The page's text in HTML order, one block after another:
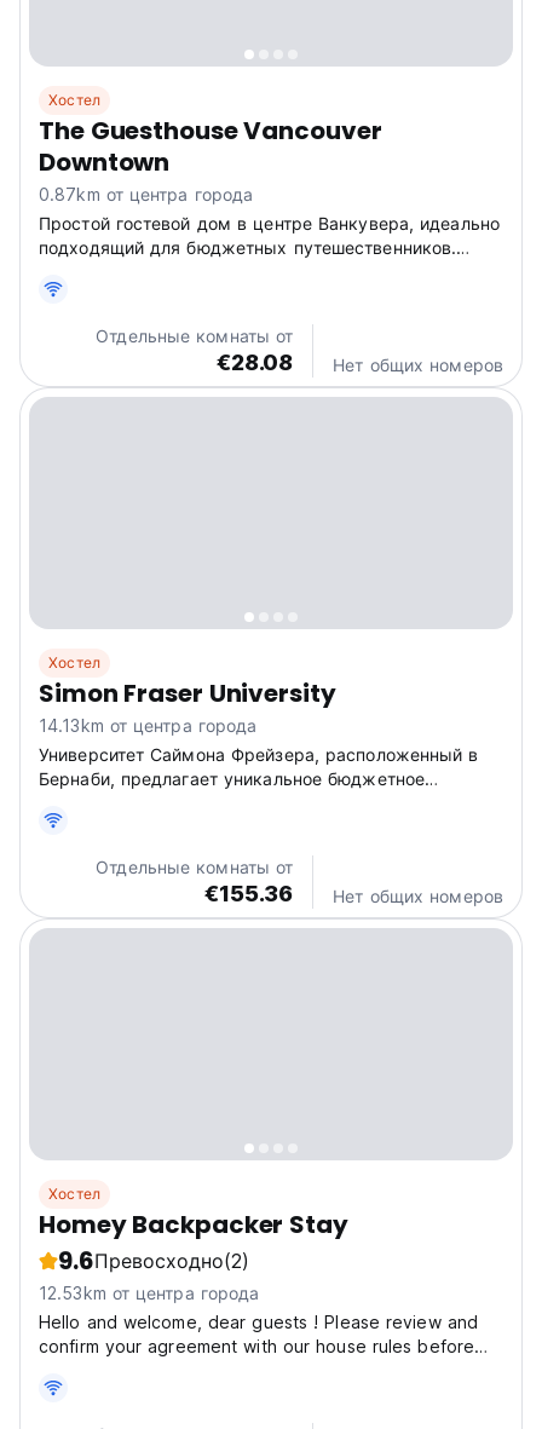
Хостел
The Guesthouse Vancouver
Downtown
0.87km от центра города
Простой гостевой дом в центре Ванкувера, идеально
подходящий для бюджетных путешественников.
животными, и общая мини-кухня делают его
идеальным для самостоятельных путешествий.
(Auto-translated from original language)
Отдельные комнаты от
€28.08 Нет общих номеров
Хостел
Simon Fraser University
14.13km от центра города
Университет Саймона Фрейзера, расположенный в
Бернаби, предлагает уникальное бюджетное
хостелу для изучения природы и академической
жизни Канады. (Auto-translated from original
language)Отдельные комнаты от
€155.36 Нет общих номеров
Хостел
Homey Backpacker Stay
9.6Превосходно(2)
12.53km от центра города
Hello and welcome, dear guests ! Please review and
confirm your agreement with our house rules before
prior to arrival. In case of late cancellation or no-show,
the first night of your stay will be charged....